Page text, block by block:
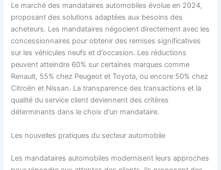
Le marché des mandataires automobiles évolue en 2024,
proposant des solutions adaptées aux besoins des
acheteurs. Les mandataires négocient directement avec les
concessionnaires pour obtenir des remises significatives
sur les véhicules neufs et d'occasion. Les réductions
peuvent atteindre 60% sur certaines marques comme
Renault, 55% chez Peugeot et Toyota, ou encore 50% chez
Citroën et Nissan. La transparence des transactions et la
qualité du service client deviennent des critères
déterminants dans le choix d'un mandataire.
Les nouvelles pratiques du secteur automobile
Les mandataires automobiles modernisent leurs approches